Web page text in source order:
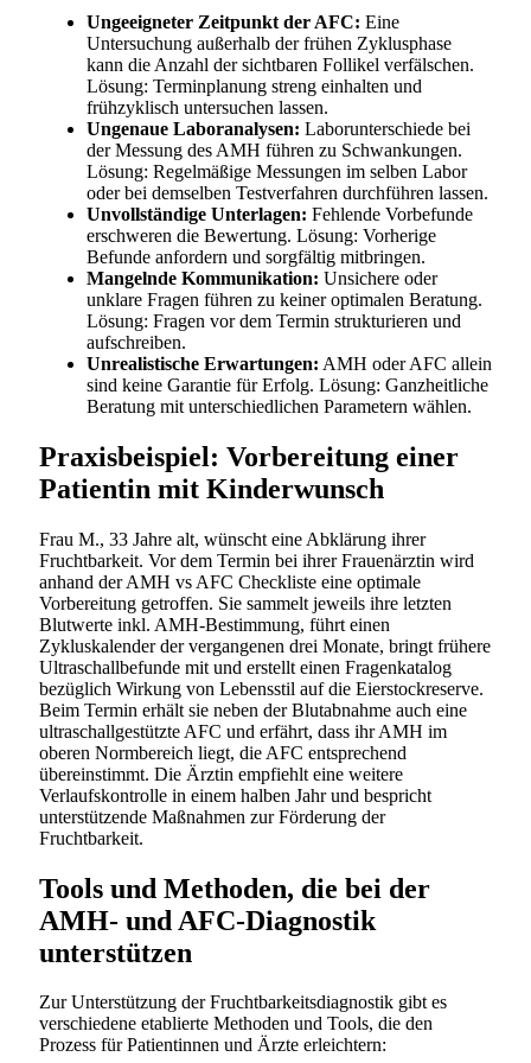
Ungeeigneter Zeitpunkt der AFC: Eine
Untersuchung außerhalb der frühen Zyklusphase
kann die Anzahl der sichtbaren Follikel verfälschen.
Lösung: Terminplanung streng einhalten und
frühzyklisch untersuchen lassen.
Ungenaue Laboranalysen: Laborunterschiede bei
der Messung des AMH führen zu Schwankungen.
Lösung: Regelmäßige Messungen im selben Labor
oder bei demselben Testverfahren durchführen lassen.
Unvollständige Unterlagen: Fehlende Vorbefunde
erschweren die Bewertung. Lösung: Vorherige
Befunde anfordern und sorgfältig mitbringen.
Mangelnde Kommunikation: Unsichere oder
unklare Fragen führen zu keiner optimalen Beratung.
Lösung: Fragen vor dem Termin strukturieren und
aufschreiben.
Unrealistische Erwartungen: AMH oder AFC allein
sind keine Garantie für Erfolg. Lösung: Ganzheitliche
Beratung mit unterschiedlichen Parametern wählen.
Praxisbeispiel: Vorbereitung einer
Patientin mit Kinderwunsch
Frau M., 33 Jahre alt, wünscht eine Abklärung ihrer
Fruchtbarkeit. Vor dem Termin bei ihrer Frauenärztin wird
anhand der AMH vs AFC Checkliste eine optimale
Vorbereitung getroffen. Sie sammelt jeweils ihre letzten
Blutwerte inkl. AMH-Bestimmung, führt einen
Zykluskalender der vergangenen drei Monate, bringt frühere
Ultraschallbefunde mit und erstellt einen Fragenkatalog
bezüglich Wirkung von Lebensstil auf die Eierstockreserve.
Beim Termin erhält sie neben der Blutabnahme auch eine
ultraschallgestützte AFC und erfährt, dass ihr AMH im
oberen Normbereich liegt, die AFC entsprechend
übereinstimmt. Die Ärztin empfiehlt eine weitere
Verlaufskontrolle in einem halben Jahr und bespricht
unterstützende Maßnahmen zur Förderung der
Fruchtbarkeit.
Tools und Methoden, die bei der
AMH- und AFC-Diagnostik
unterstützen
Zur Unterstützung der Fruchtbarkeitsdiagnostik gibt es
verschiedene etablierte Methoden und Tools, die den
Prozess für Patientinnen und Ärzte erleichtern: